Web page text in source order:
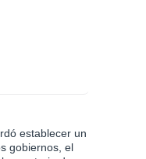
establecer un
gobiernos, el